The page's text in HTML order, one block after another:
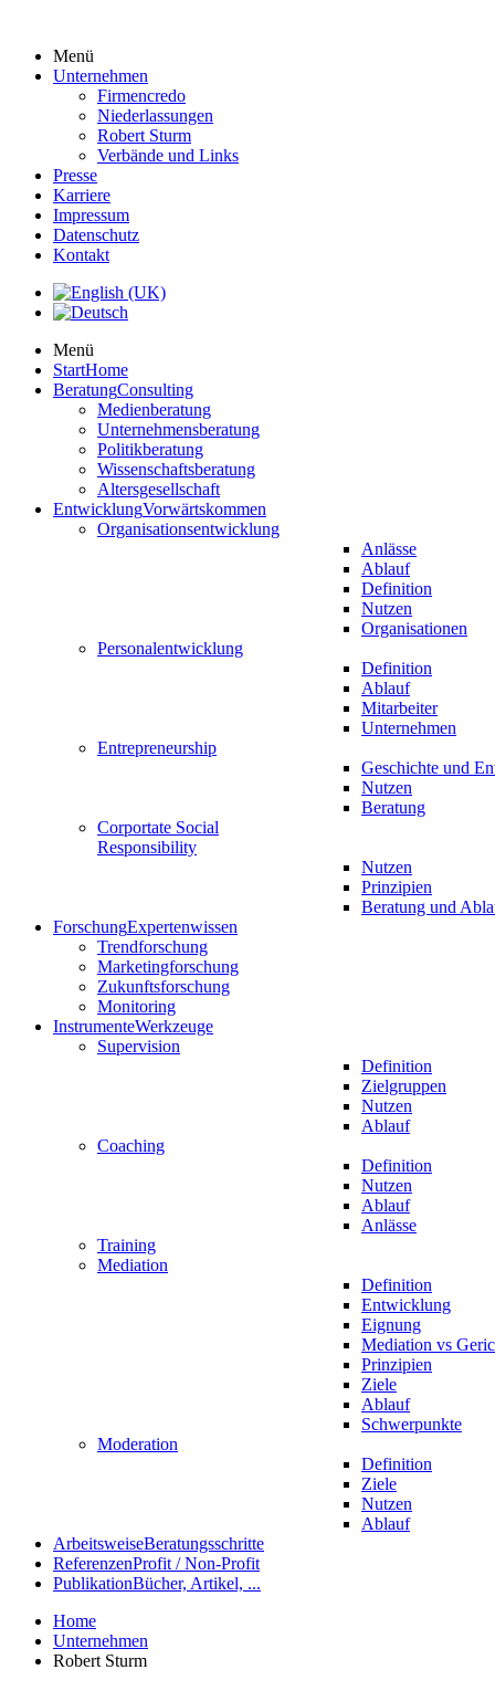
Menü
Unternehmen
Firmencredo
Niederlassungen
Robert Sturm
Verbände und Links
Presse
Karriere
Impressum
Datenschutz
Kontakt
Menü
StartHome
BeratungConsulting
Medienberatung
Unternehmensberatung
Politikberatung
Wissenschaftsberatung
Altersgesellschaft
EntwicklungVorwärtskommen
Organisationsentwicklung
Anlässe
Ablauf
Definition
Nutzen
Organisationen
Personalentwicklung
Definition
Ablauf
Mitarbeiter
Unternehmen
Entrepreneurship
Geschichte und
Nutzen
Beratung
Corportate Social
Responsibility
Nutzen
Prinzipien
Beratung und
ForschungExpertenwissen
Trendforschung
Marketingforschung
Zukunftsforschung
Monitoring
InstrumenteWerkzeuge
Supervision
Definition
Zielgruppen
Nutzen
Ablauf
Coaching
Definition
Nutzen
Ablauf
Anlässe
Training
Mediation
Definition
Entwicklung
Eignung
Mediation vs
Prinzipien
Ziele
Ablauf
Schwerpunkte
Moderation
Definition
Ziele
Nutzen
Ablauf
ArbeitsweiseBeratungsschritte
ReferenzenProfit / Non-Profit
PublikationBücher, Artikel, ...
Home
Unternehmen
Robert Sturm